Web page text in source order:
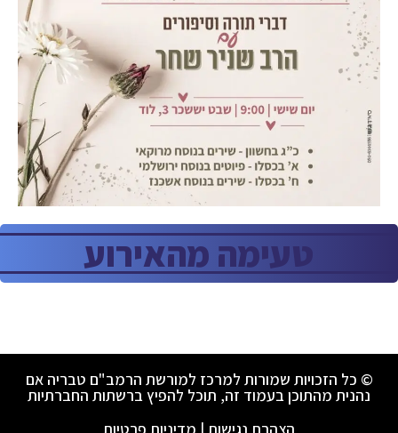
טעימה מהאירוע
© כל הזכויות שמורות למרכז למורשת הרמב"ם טבריה אם
נהנית מהתוכן בעמוד זה, תוכל להפיץ ברשתות החברתיות
הצהרת נגישות | מדיניות פרטיות